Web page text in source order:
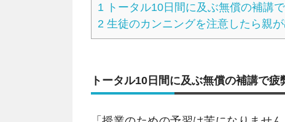
1 トータル10日間に及ぶ無償の補講
2 生徒のカンニングを注意したら親
トータル10日間に及ぶ無償の補講で疲